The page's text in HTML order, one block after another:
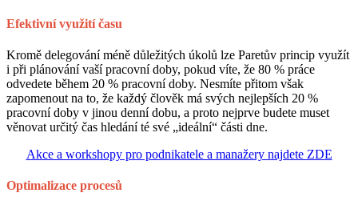
Efektivní využití času
Kromě delegování méně důležitých úkolů lze Paretův princip využít
i při plánování vaší pracovní doby, pokud víte, že 80 % práce
odvedete během 20 % pracovní doby. Nesmíte přitom však
zapomenout na to, že každý člověk má svých nejlepších 20 %
pracovní doby v jinou denní dobu, a proto nejprve budete muset
věnovat určitý čas hledání té své „ideální“ části dne.
Akce a workshopy pro podnikatele a manažery najdete ZDE
Optimalizace procesů